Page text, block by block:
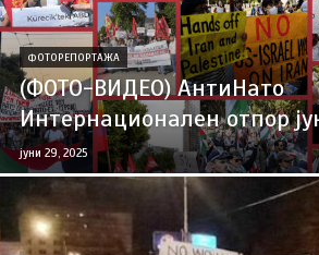
ФОТОРЕПОРТАЖА
(ФОТО-ВИДЕО) АнтиНато
Интернационален отпор
јуни 29, 2025